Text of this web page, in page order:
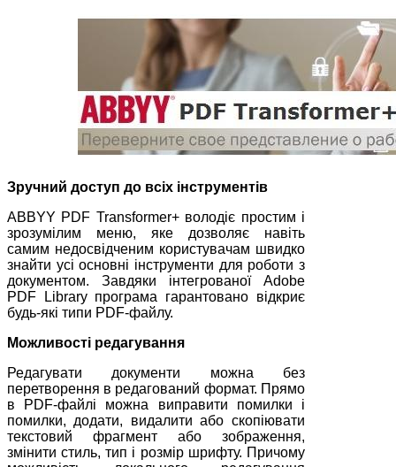
Зручний доступ до всіх інструментів
ABBYY PDF Transformer+ володіє простим і
зрозумілим меню, яке дозволяє навіть
самим недосвідченим користувачам швидко
знайти усі основні інструменти для роботи з
документом. Завдяки інтегрованої Adobe
PDF Library програма гарантовано відкриє
будь-які типи PDF-файлу.
Можливості редагування
Редагувати документи можна без
перетворення в редагований формат. Прямо
в PDF-файлі можна виправити помилки і
помилки, додати, видалити або скопіювати
текстовий фрагмент або зображення,
змінити стиль, тип і розмір шрифту. Причому